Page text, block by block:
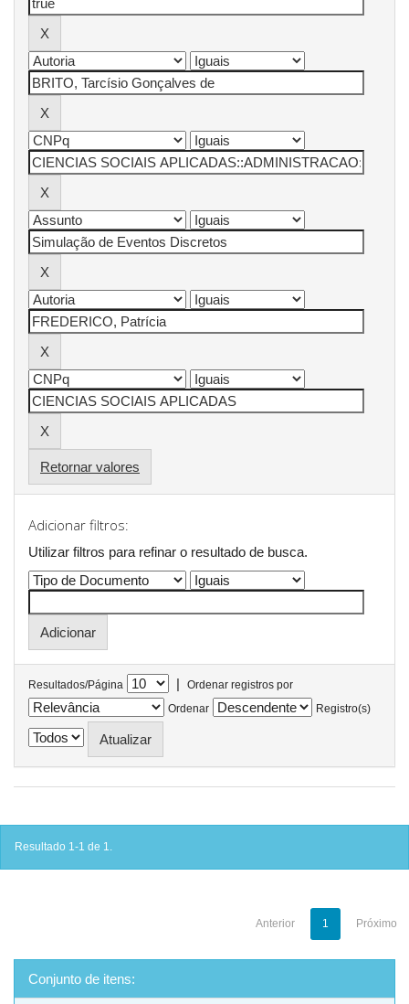
Retornar valores
Adicionar filtros:
Utilizar filtros para refinar o resultado de busca.
Resultados/Página |
Ordenar registros por
Ordenar
Registro(s)
Resultado 1-1 de 1.
Anterior 1 Próximo
Conjunto de itens: